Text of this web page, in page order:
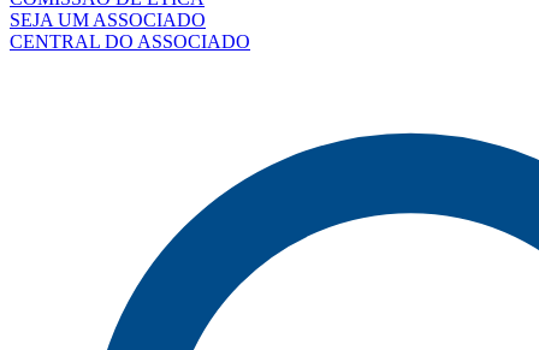
SEJA UM ASSOCIADO
CENTRAL DO ASSOCIADO